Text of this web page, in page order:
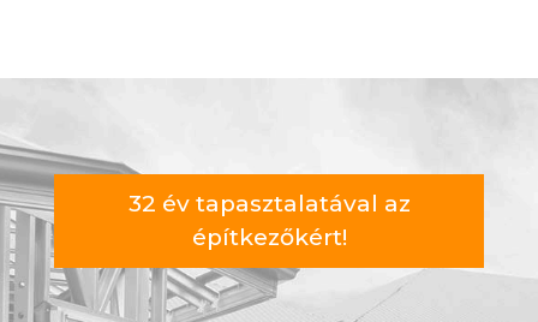
32 év tapasztalatával az
építkezőkért!